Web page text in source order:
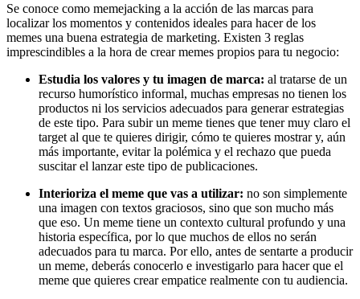
Se conoce como memejacking a la acción de las marcas para
localizar los momentos y contenidos ideales para hacer de los
memes una buena estrategia de marketing. Existen 3 reglas
imprescindibles a la hora de crear memes propios para tu negocio:
Estudia los valores y tu imagen de marca: al tratarse de un
recurso humorístico informal, muchas empresas no tienen los
productos ni los servicios adecuados para generar estrategias
de este tipo. Para subir un meme tienes que tener muy claro el
target al que te quieres dirigir, cómo te quieres mostrar y, aún
más importante, evitar la polémica y el rechazo que pueda
suscitar el lanzar este tipo de publicaciones.
Interioriza el meme que vas a utilizar: no son simplemente
una imagen con textos graciosos, sino que son mucho más
que eso. Un meme tiene un contexto cultural profundo y una
historia específica, por lo que muchos de ellos no serán
adecuados para tu marca. Por ello, antes de sentarte a producir
un meme, deberás conocerlo e investigarlo para hacer que el
meme que quieres crear empatice realmente con tu audiencia.